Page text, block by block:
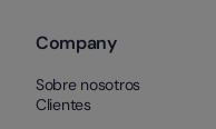
Company
Sobre nosotros
Clientes